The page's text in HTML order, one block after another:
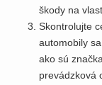
škody na
Skontrolujte
automobily
ako sú
prevádzková